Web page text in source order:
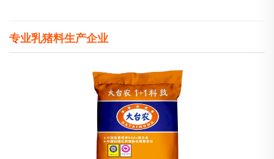
专业乳猪料生产企业